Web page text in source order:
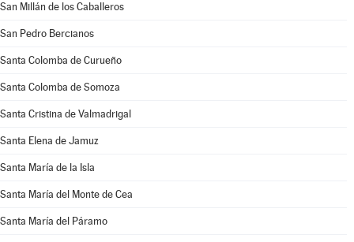
San Millán de los Caballeros
San Pedro Bercianos
Santa Colomba de Curueño
Santa Colomba de Somoza
Santa Cristina de Valmadrigal
Santa Elena de Jamuz
Santa María de la Isla
Santa María del Monte de Cea
Santa María del Páramo